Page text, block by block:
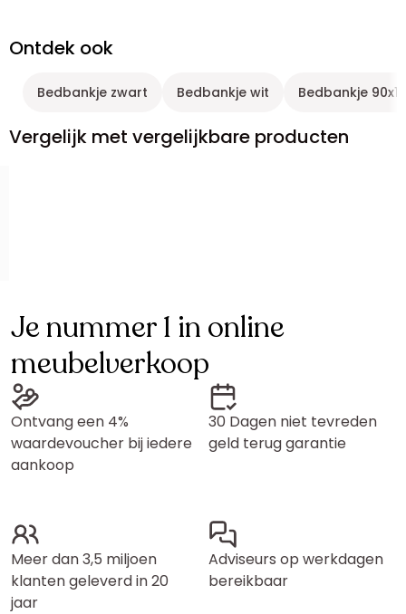
Ontdek ook
Bedbankje zwart Bedbankje wit Bedbankje
Vergelijk met vergelijkbare producten
Je nummer 1 in online
meubelverkoop
Ontvang een 4%
waardevoucher bij iedere
aankoop
30 Dagen niet tevreden
geld terug garantie
Meer dan 3,5 miljoen
klanten geleverd in 20
jaar
Adviseurs op werkdagen
bereikbaar